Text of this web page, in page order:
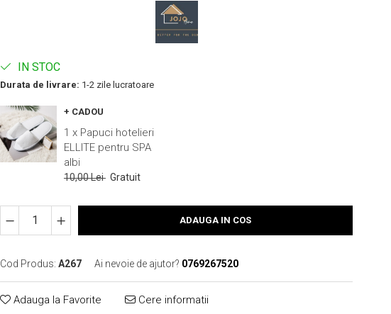
IN STOC
Durata de livrare: 1-2 zile lucratoare
+ CADOU
1 x Papuci hotelieri
ELLITE pentru SPA
albi
10,00 LeiGratuit
ADAUGA IN COS
Cod Produs: A267 Ai nevoie de ajutor? 0769267520
Adauga la Favorite Cere informatii